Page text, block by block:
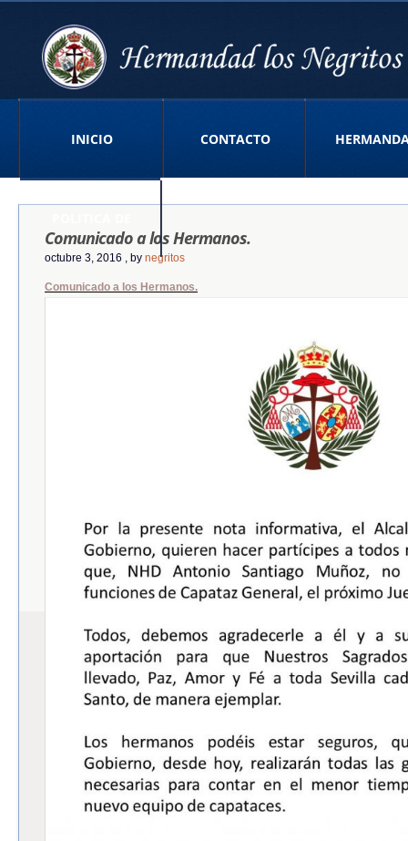
INICIO CONTACTO
PRIVACIDAD APP
Comunicado a los Hermanos.
octubre 3, 2016 , by negritos
Comunicado a los Hermanos.